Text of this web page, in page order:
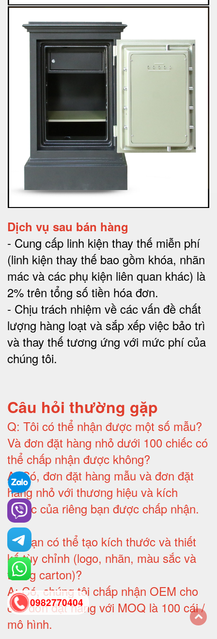
Dịch vụ sau bán hàng
- Cung cấp linh kiện thay thế miễn phí
(linh kiện thay thế bao gồm khóa, nhãn
mác và các phụ kiện liên quan khác) là
2% trên tổng số tiền hóa đơn.
- Chịu trách nhiệm về các vấn đề chất
lượng hàng loạt và sắp xếp việc bảo trì
và thay thế tương ứng với mức phí của
chúng tôi.
Câu hỏi thường gặp
Q: Tôi có thể nhận được một số mẫu?
Và đơn đặt hàng nhỏ dưới 100 chiếc có
thể chấp nhận được không?
A:Có, đơn đặt hàng mẫu và đơn đặt
hàng nhỏ với thương hiệu và kích
thước của riêng bạn được chấp nhận.
Q:Bạn có thể tạo kích thước và thiết
kế tùy chỉnh (logo, nhãn, màu sắc và
thùng carton)?
A:Có, chúng tôi chấp nhận OEM cho
các đơn đặt hàng với MOQ là 100 cái /
mô hình.
0982770404